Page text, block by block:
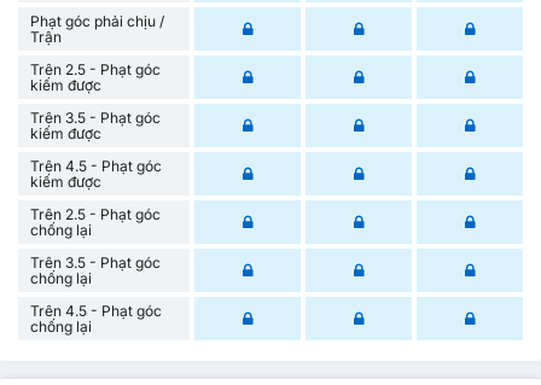
Phạt góc phải chịu /
Trận
Trên 2.5 - Phạt góc
kiếm được
Trên 3.5 - Phạt góc
kiếm được
Trên 4.5 - Phạt góc
kiếm được
Trên 2.5 - Phạt góc
chống lại
Trên 3.5 - Phạt góc
chống lại
Trên 4.5 - Phạt góc
chống lại